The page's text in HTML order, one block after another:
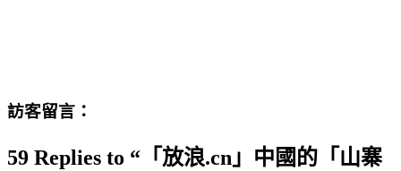
訪客留言：
59 Replies to “「放浪.cn」中國的「山寨